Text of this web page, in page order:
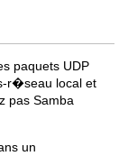
paquets UDP
r�seau local et
pas Samba
un